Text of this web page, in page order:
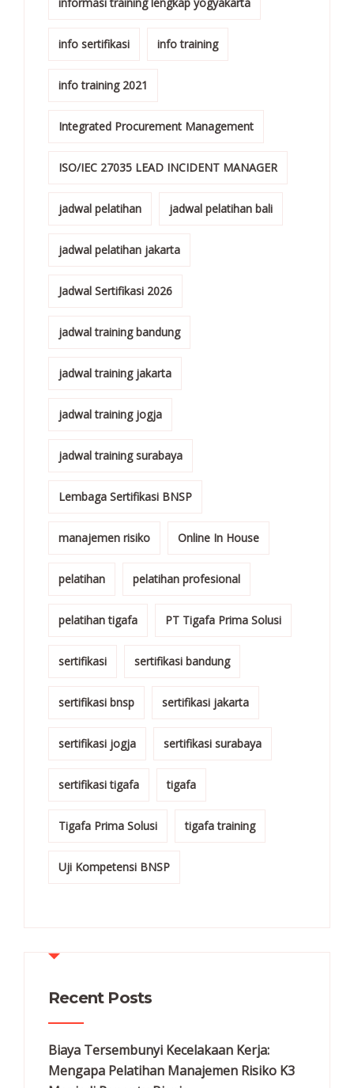
info sertifikasi info training
info training 2021
Integrated Procurement Management
ISO/IEC 27035 LEAD INCIDENT MANAGER
jadwal pelatihan jadwal pelatihan bali
jadwal pelatihan jakarta
Jadwal Sertifikasi 2026
jadwal training bandung
jadwal training jakarta
jadwal training jogja
jadwal training surabaya
Lembaga Sertifikasi BNSP
manajemen risiko Online In House
pelatihan pelatihan profesional
pelatihan tigafa PT Tigafa Prima Solusi
sertifikasi sertifikasi bandung
sertifikasi bnsp sertifikasi jakarta
sertifikasi jogja sertifikasi surabaya
sertifikasi tigafa tigafa
Tigafa Prima Solusi tigafa training
Uji Kompetensi BNSP
Recent Posts
Biaya Tersembunyi Kecelakaan Kerja:
Mengapa Pelatihan Manajemen Risiko K3